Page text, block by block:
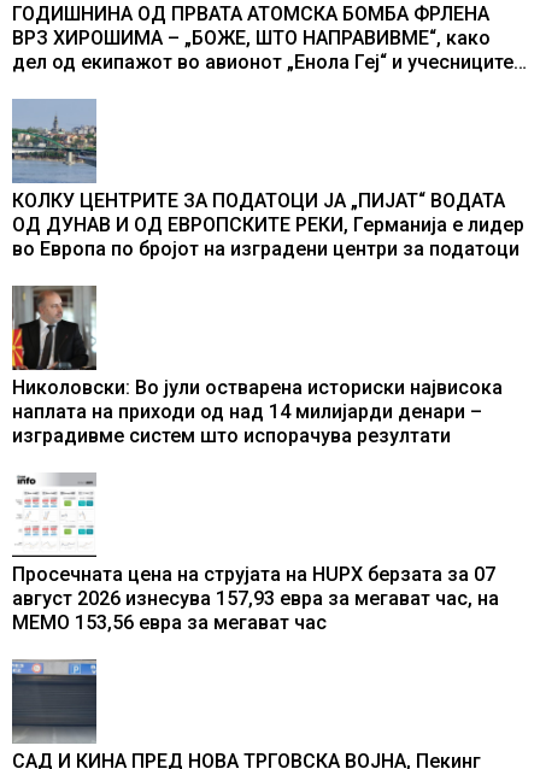
ГОДИШНИНА ОД ПРВАТА АТОМСКА БОМБА ФРЛЕНА
ВРЗ ХИРОШИМА – „БОЖЕ, ШТО НАПРАВИВМЕ“, како
дел од екипажот во авионот „Енола Геј“ и учесниците
промени текот на историјата
КОЛКУ ЦЕНТРИТЕ ЗА ПОДАТОЦИ ЈА „ПИЈАТ“ ВОДАТА
ОД ДУНАВ И ОД ЕВРОПСКИТЕ РЕКИ, Германија е лидер
во Европа по бројот на изградени центри за податоци
Николовски: Во јули остварена историски највисока
наплата на приходи од над 14 милијарди денари –
изградивме систем што испорачува резултати
Просечната цена на струјата на HUPX берзата за 07
август 2026 изнесува 157,93 евра за мегават час, на
МЕМО 153,56 евра за мегават час
САД И КИНА ПРЕД НОВА ТРГОВСКА ВОЈНА, Пекинг